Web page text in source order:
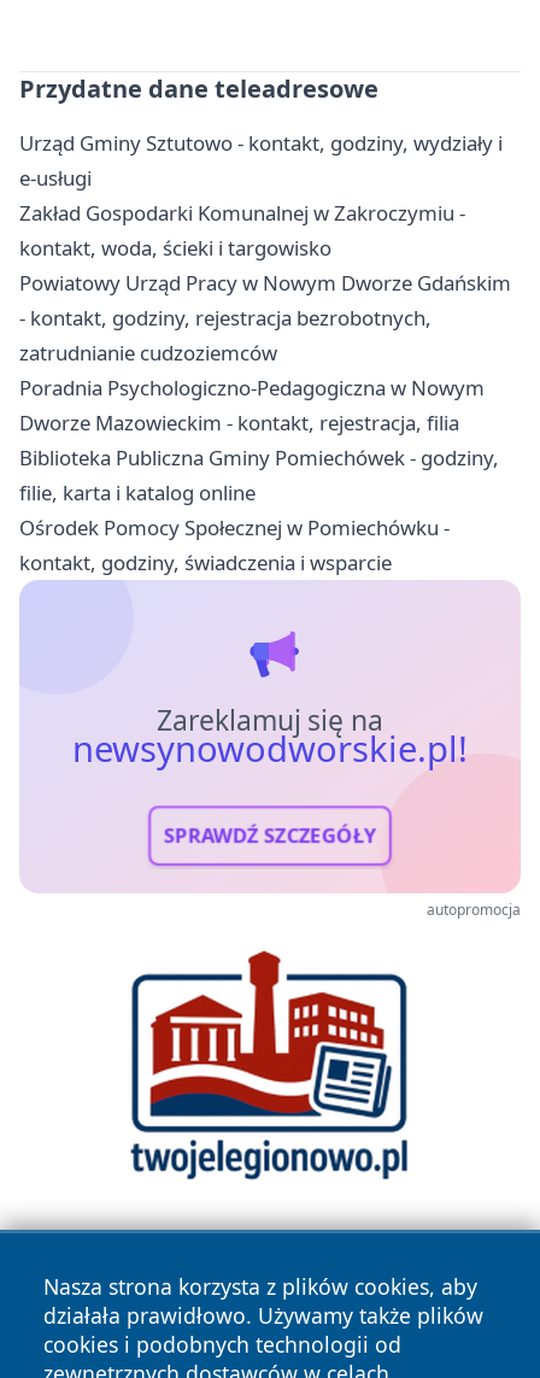
Przydatne dane teleadresowe
Urząd Gminy Sztutowo - kontakt, godziny, wydziały i
e-usługi
Zakład Gospodarki Komunalnej w Zakroczymiu -
kontakt, woda, ścieki i targowisko
Powiatowy Urząd Pracy w Nowym Dworze Gdańskim
- kontakt, godziny, rejestracja bezrobotnych,
zatrudnianie cudzoziemców
Poradnia Psychologiczno-Pedagogiczna w Nowym
Dworze Mazowieckim - kontakt, rejestracja, filia
Biblioteka Publiczna Gminy Pomiechówek - godziny,
filie, karta i katalog online
Ośrodek Pomocy Społecznej w Pomiechówku -
kontakt, godziny, świadczenia i wsparcie
Zareklamuj się na
newsynowodworskie.pl!
SPRAWDŹ SZCZEGÓŁY
autopromocja
Nasza strona korzysta z plików cookies, aby
działała prawidłowo. Używamy także plików
cookies i podobnych technologii od